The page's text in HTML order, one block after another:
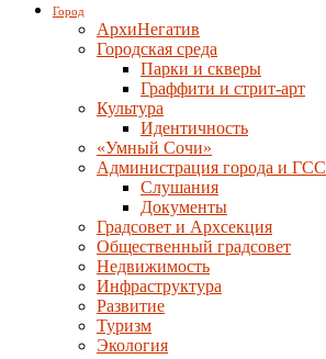
Город
АрхиНегатив
Городская среда
Парки и скверы
Граффити и стрит-арт
Культура
Идентичность
«Умный Сочи»
Администрация города и ГСС
Слушания
Документы
Градсовет и Архсекция
Общественный градсовет
Недвижимость
Инфраструктура
Развитие
Туризм
Экология